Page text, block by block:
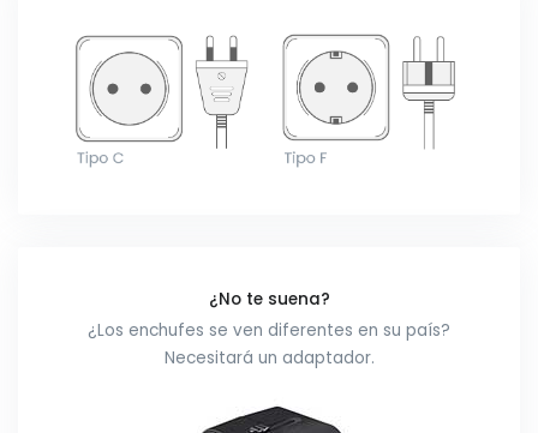
¿No te suena?
¿Los enchufes se ven diferentes en su país?
Necesitará un adaptador.